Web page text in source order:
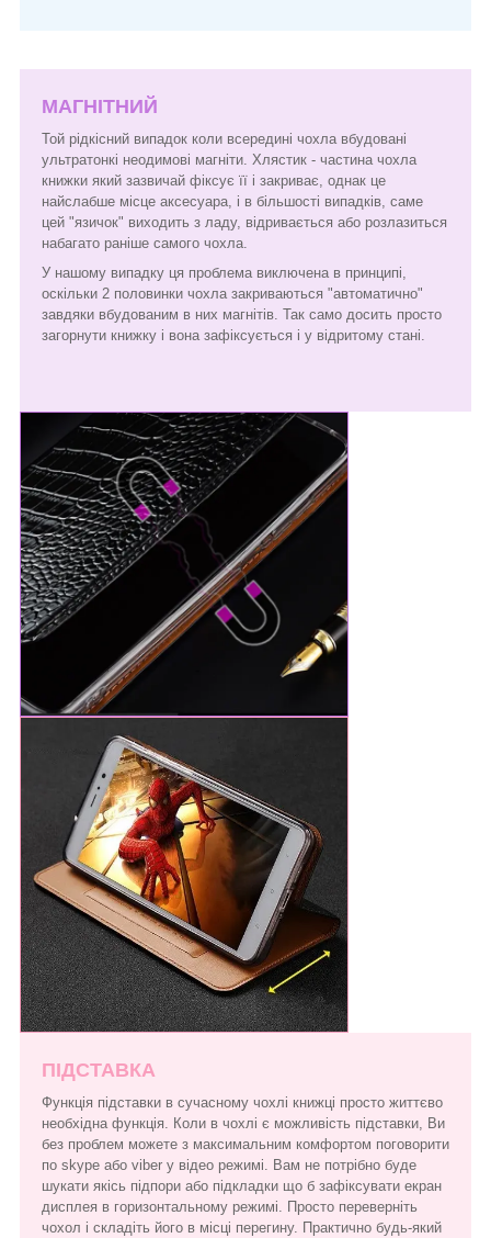
МАГНІТНИЙ
Той рідкісний випадок коли всередині чохла вбудовані
ультратонкі неодимові магніти. Хлястик - частина чохла
книжки який зазвичай фіксує її і закриває, однак це
найслабше місце аксесуара, і в більшості випадків, саме
цей "язичок" виходить з ладу, відривається або розлазиться
набагато раніше самого чохла.
У нашому випадку ця проблема виключена в принципі,
оскільки 2 половинки чохла закриваються "автоматично"
завдяки вбудованим в них магнітів. Так само досить просто
загорнути книжку і вона зафіксується і у відритому стані.
ПІДСТАВКА
Функція підставки в сучасному чохлі книжці просто життєво
необхідна функція. Коли в чохлі є можливість підставки, Ви
без проблем можете з максимальним комфортом поговорити
по skype або viber у відео режимі. Вам не потрібно буде
шукати якісь підпори або підкладки що б зафіксувати екран
дисплея в горизонтальному режимі. Просто переверніть
чохол і складіть його в місці перегину. Практично будь-який